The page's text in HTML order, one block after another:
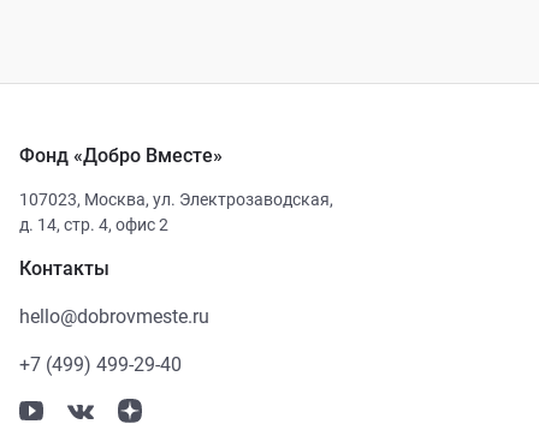
Фонд «Добро Вместе»
107023, Москва, ул. Электрозаводская,
д. 14, стр. 4, офис 2
Контакты
hello@dobrovmeste.ru
+7 (499) 499-29-40